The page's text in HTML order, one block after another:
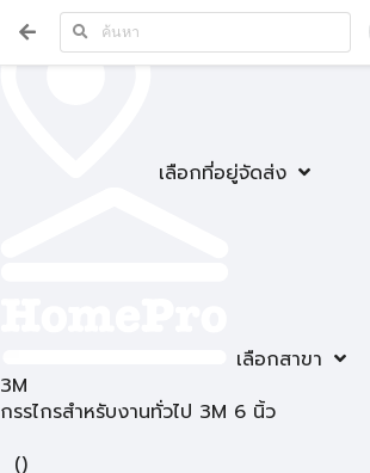
เลือกที่อยู่จัดส่ง
เลือกสาขา
3M
กรรไกรสำหรับงานทั่วไป 3M 6 นิ้ว
()